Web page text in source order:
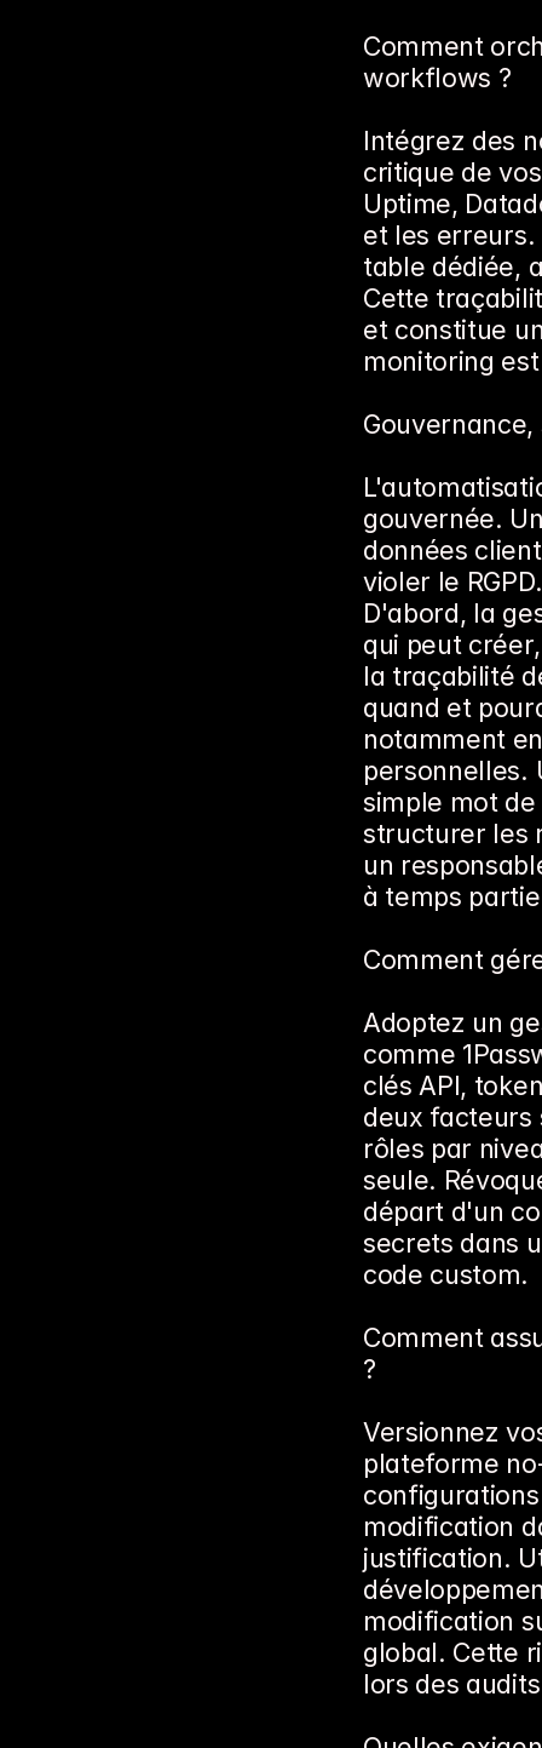
Comment
workflows ?
Intégrez des
critique de
Uptime,
et les
table dédiée,
Cette
et constitue
monitoring
gouvernée.
données
violer le
D'abord, la
qui peut
la traçabilité
quand et
notamment
personnelles.
simple mot
structurer les
un
à temps
Comment
Adoptez un
comme
clés API,
deux facteurs
rôles par
seule.
départ d'un
secrets dans
code custom.
Comment
?
Versionnez
plateforme
modification
justification.
modification
global. Cette
lors des